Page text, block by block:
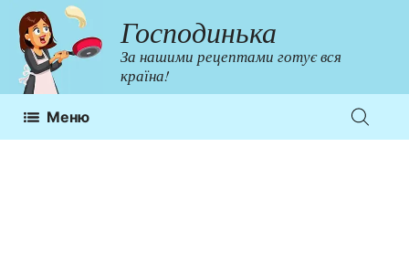
Перейти
до
контенту
Господинька
За нашими рецептами готує вся
країна!
Меню